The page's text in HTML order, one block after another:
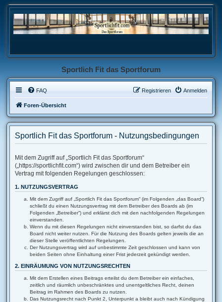
Sportlich Fit das Sportforum
FAQ Anmelden
Registrieren
Foren-Übersicht
Sportlich Fit das Sportforum - Nutzungsbedingungen
Mit dem Zugriff auf „Sportlich Fit das Sportforum“
(„https://sportlichfit.com“) wird zwischen dir und dem Betreiber ein
Vertrag mit folgenden Regelungen geschlossen:
1. NUTZUNGSVERTRAG
Mit dem Zugriff auf „Sportlich Fit das Sportforum“ (im Folgenden „das Board“)
schließt du einen Nutzungsvertrag mit dem Betreiber des Boards ab (im
Folgenden „Betreiber“) und erklärst dich mit den nachfolgenden Regelungen
einverstanden.
Wenn du mit diesen Regelungen nicht einverstanden bist, so darfst du das
Board nicht weiter nutzen. Für die Nutzung des Boards gelten jeweils die an
dieser Stelle veröffentlichten Regelungen.
Der Nutzungsvertrag wird auf unbestimmte Zeit geschlossen und kann von
beiden Seiten ohne Einhaltung einer Frist jederzeit gekündigt werden.
2. EINRÄUMUNG VON NUTZUNGSRECHTEN
Mit dem Erstellen eines Beitrags erteilst du dem Betreiber ein einfaches,
zeitlich und räumlich unbeschränktes und unentgeltliches Recht, deinen
Beitrag im Rahmen des Boards zu nutzen.
Das Nutzungsrecht nach Punkt 2, Unterpunkt a bleibt auch nach Kündigung